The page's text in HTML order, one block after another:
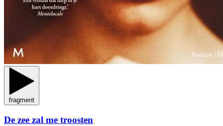
fragment
De zee zal me troosten